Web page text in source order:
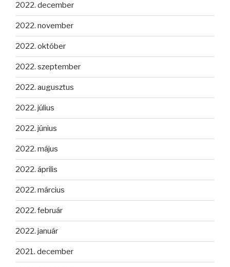
2022. december
2022. november
2022. október
2022. szeptember
2022. augusztus
2022. július
2022. június
2022. május
2022. április
2022. március
2022. február
2022. január
2021. december